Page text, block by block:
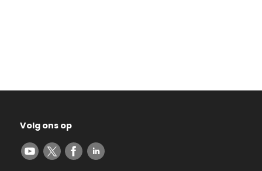
Volg ons op